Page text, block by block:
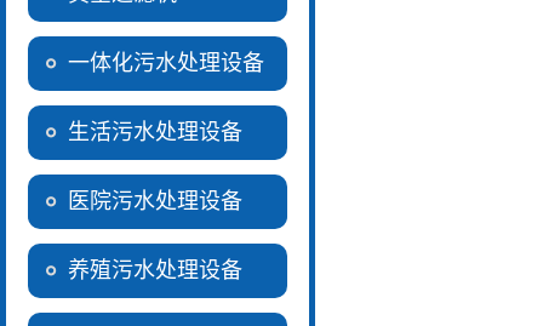
一体化污水处理设备
生活污水处理设备
医院污水处理设备
养殖污水处理设备